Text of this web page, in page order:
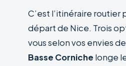
C’est l’itinéraire routier
départ de Nice. Trois
vous selon vos envies
Basse Corniche longe